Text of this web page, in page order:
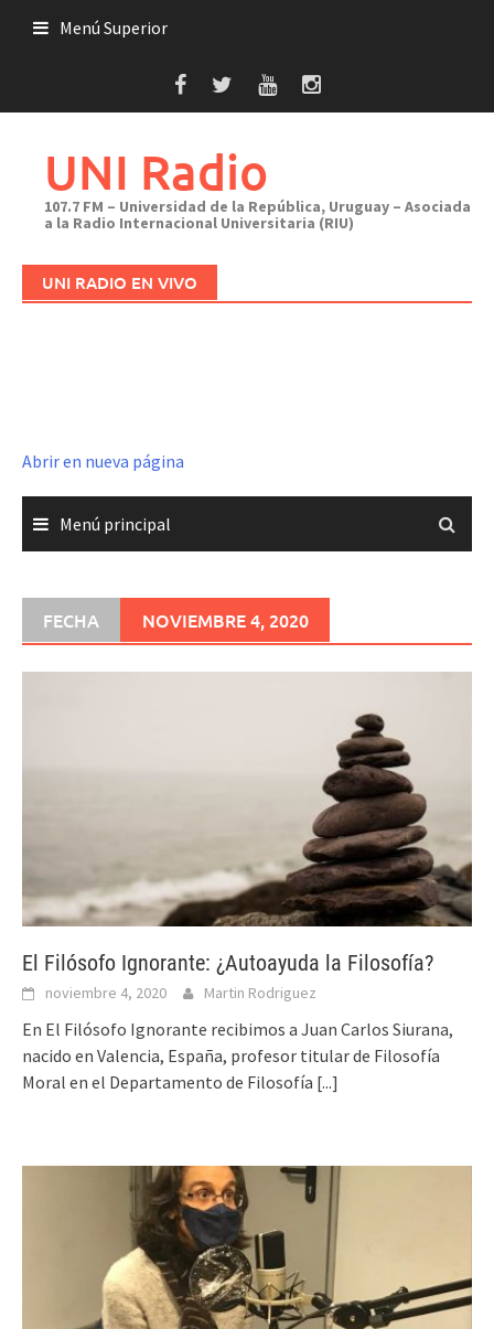
Menú Superior
UNI Radio
107.7 FM – Universidad de la República, Uruguay – Asociada
a la Radio Internacional Universitaria (RIU)
UNI RADIO EN VIVO
Abrir en nueva página
Menú principal
FECHA NOVIEMBRE 4, 2020
El Filósofo Ignorante: ¿Autoayuda la Filosofía?
noviembre 4, 2020 Martin Rodriguez
En El Filósofo Ignorante recibimos a Juan Carlos Siurana,
nacido en Valencia, España, profesor titular de Filosofía
Moral en el Departamento de Filosofía [...]